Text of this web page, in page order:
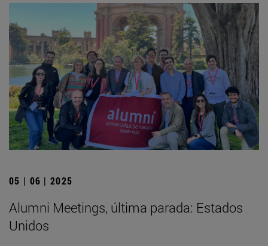
05 | 06 | 2025
Alumni Meetings, última parada: Estados
Unidos